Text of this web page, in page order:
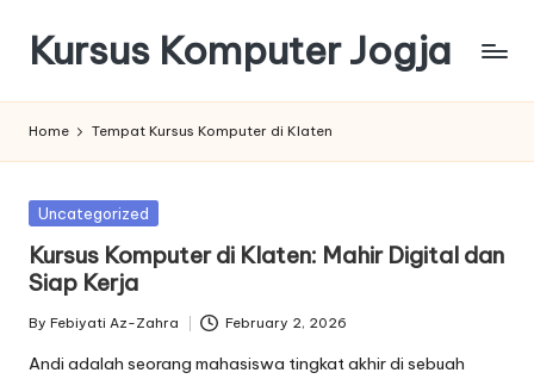
content
Kursus Komputer Jogja
Home Tempat Kursus Komputer di Klaten
Posted
Uncategorized
Kursus Komputer di Klaten: Mahir Digital dan
Siap Kerja
Posted
by
By Febiyati Az-Zahra February 2, 2026
Andi adalah seorang mahasiswa tingkat akhir di sebuah